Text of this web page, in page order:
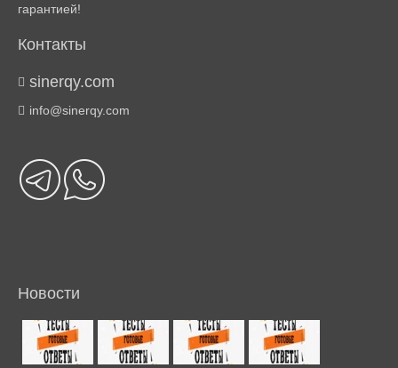
гарантией!
Контакты
sinerqy.com
info@sinerqy.com
Новости